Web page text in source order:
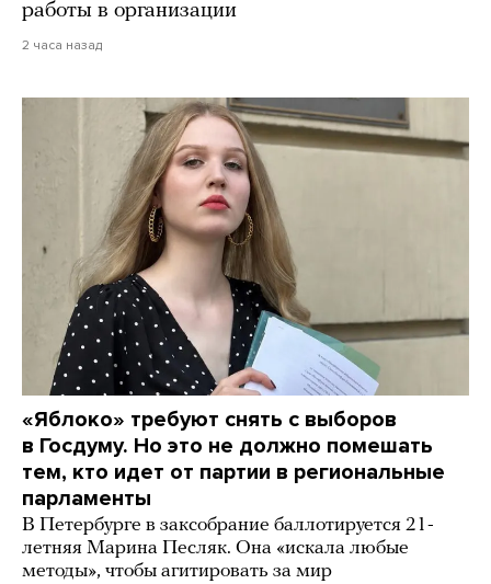
работы в организации
2 часа назад
«Яблоко» требуют снять с выборов
в Госдуму. Но это не должно помешать
тем, кто идет от партии в региональные
парламенты
В Петербурге в заксобрание баллотируется 21-
летняя Марина Песляк. Она «искала любые
методы», чтобы агитировать за мир